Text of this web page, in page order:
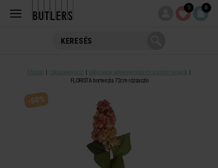
0 0
Főoldal Lakásdekoráció
Művirágok, selyemvirágok és szárított virágok
FLORISTA hortenzia 72cm rózsaszín
-50%